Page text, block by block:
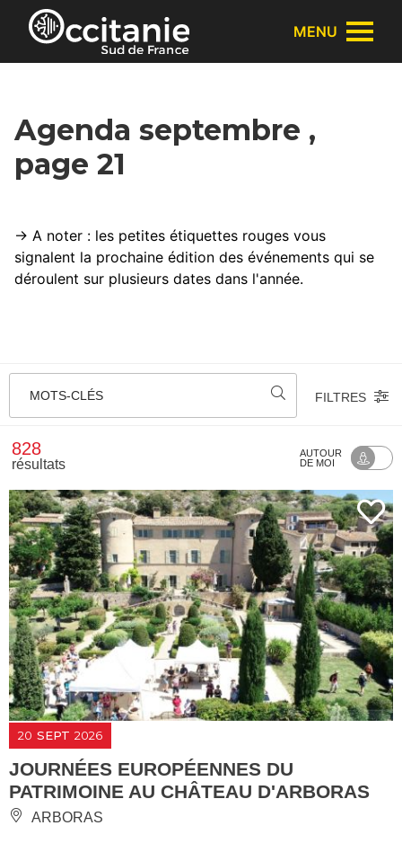
Panneau de gestion des cookies
MENU
Agenda septembre ,
page 21
→ A noter : les petites étiquettes rouges vous
signalent la prochaine édition des événements qui se
déroulent sur plusieurs dates dans l'année.
MOTS-CLÉS FILTRES
828
résultats
AUTOUR
DE MOI
20 SEPT 2026
JOURNÉES EUROPÉENNES DU
PATRIMOINE AU CHÂTEAU D'ARBORAS
ARBORAS